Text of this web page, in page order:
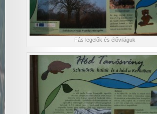
Fás legelők és élőviláguk